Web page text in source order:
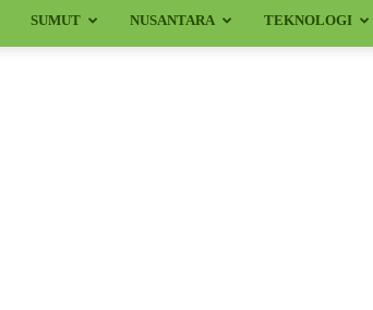
Kundur
SUMUT NUSANTARA TEKNOLOGI